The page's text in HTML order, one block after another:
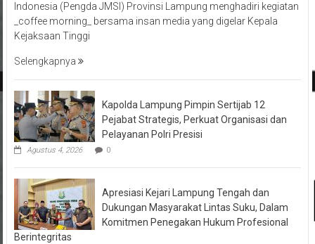
Indonesia (Pengda JMSI) Provinsi Lampung menghadiri kegiatan
_coffee morning_ bersama insan media yang digelar Kepala
Kejaksaan Tinggi
Selengkapnya
Kapolda Lampung Pimpin Sertijab 12
Pejabat Strategis, Perkuat Organisasi dan
Pelayanan Polri Presisi
Agustus 4, 2026 0
Apresiasi Kejari Lampung Tengah dan
Dukungan Masyarakat Lintas Suku, Dalam
Komitmen Penegakan Hukum Profesional
Berintegritas